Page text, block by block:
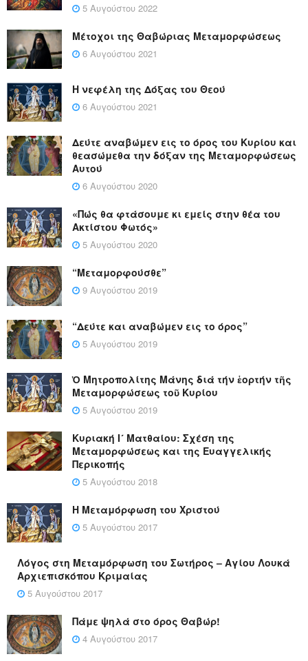
5 Αυγούστου 2022
Μέτοχοι της Θαβώριας Μεταμορφώσεως
6 Αυγούστου 2021
Η νεφέλη της Δόξας του Θεού
6 Αυγούστου 2021
Δεύτε αναβώμεν εις το όρος του Κυρίου και
θεασώμεθα την δόξαν της Μεταμορφώσεως
Αυτού
6 Αυγούστου 2020
«Πώς θα φτάσουμε κι εμείς στην θέα του
Ακτίστου Φωτός»
5 Αυγούστου 2020
“Μεταμορφούσθε”
9 Αυγούστου 2019
“Δεύτε και αναβώμεν εις το όρος”
5 Αυγούστου 2019
Ὁ Μητροπολίτης Μάνης διά τήν ἑορτήν τῆς
Μεταμορφώσεως τοῦ Κυρίου
5 Αυγούστου 2019
Κυριακή Ι´ Ματθαίου: Σχέση της
Μεταμορφώσεως και της Ευαγγελικής
Περικοπής
5 Αυγούστου 2018
Η Μεταμόρφωση του Χριστού
5 Αυγούστου 2017
Λόγος στη Μεταμόρφωση του Σωτήρος – Αγίου Λουκά
Αρχιεπισκόπου Κριμαίας
5 Αυγούστου 2017
Πάμε ψηλά στο όρος Θαβώρ!
4 Αυγούστου 2017